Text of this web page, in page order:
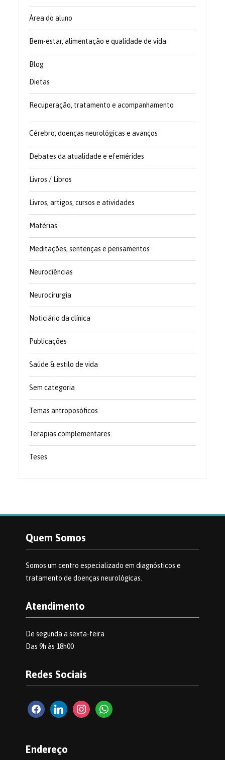
Área do aluno
Bem-estar, alimentação e qualidade de vida
Blog
Dietas
Recuperação, tratamento e acompanhamento
Cérebro, doenças neurológicas e avanços
Debates da atualidade e efemérides
Livros / Libros
Livros, artigos, cursos e atividades
Matérias
Meditações, sentenças e pensamentos
Neurociências
Neurocirurgia
Noticiário da clínica
Publicações
Saúde & estilo de vida
Sem categoria
Temas antroposóficos
Terapias complementares
Teses
Quem Somos
Somos um centro especializado em diagnósticos e
tratamento de doenças neurológicas.
Atendimento
De segunda a sexta-feira
Das 9h às 18h00
Redes Sociais
facebook2linkedininstagramwhatsapp
Endereço